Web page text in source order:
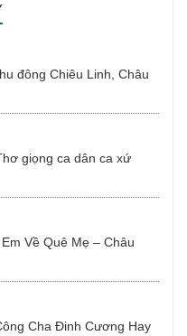
đông Chiêu Linh, Châu
giọng ca dân ca xứ
Về Quê Mẹ – Châu
Cha Đinh Cương Hay